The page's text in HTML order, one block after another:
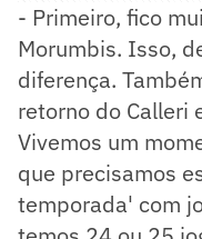
- Primeiro, fico
Morumbis. Isso,
diferença.
retorno do Calleri
Vivemos um
que precisamos
temporada' com